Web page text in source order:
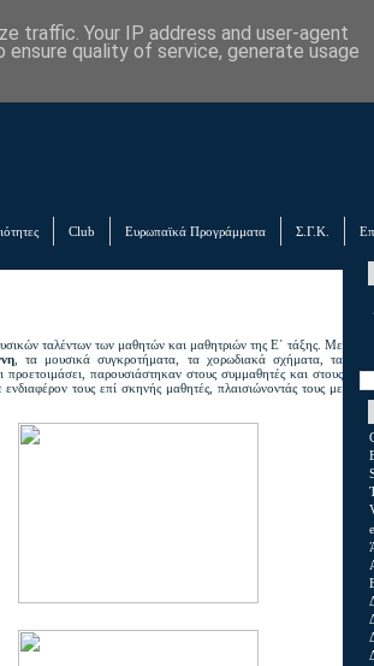
Club Ευρωπαϊκά Προγράμματα Σ.Γ.Κ.
ταλέντων των μαθητών και μαθητριών της Ε΄ τάξης. Με
, τα μουσικά συγκροτήματα, τα χορωδιακά σχήματα, τα
παρουσιάστηκαν στους συμμαθητές και στους
τους επί σκηνής μαθητές, πλαισιώνοντάς τους με
traffic. Your IP address and user-agent
quality of service, generate usage